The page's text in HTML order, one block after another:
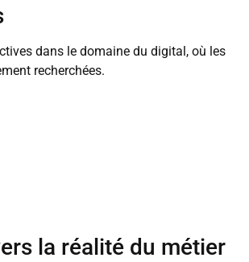
dans le domaine du digital, où les
recherchées.
la réalité du métier